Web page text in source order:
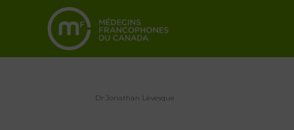
Dr Jonathan Lévesque